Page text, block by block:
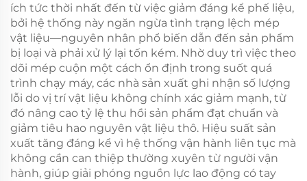
ích tức thời nhất đến từ việc giảm đáng kể phế liệu,
bởi hệ thống này ngăn ngừa tình trạng lệch mép
vật liệu—nguyên nhân phổ biến dẫn đến sản phẩm
bị loại và phải xử lý lại tốn kém. Nhờ duy trì việc theo
dõi mép cuộn một cách ổn định trong suốt quá
trình chạy máy, các nhà sản xuất ghi nhận số lượng
lỗi do vị trí vật liệu không chính xác giảm mạnh, từ
đó nâng cao tỷ lệ thu hồi sản phẩm đạt chuẩn và
giảm tiêu hao nguyên vật liệu thô. Hiệu suất sản
xuất tăng đáng kể vì hệ thống vận hành liên tục mà
không cần can thiệp thường xuyên từ người vận
hành, giúp giải phóng nguồn lực lao động có tay